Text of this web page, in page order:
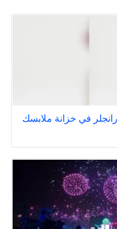
رانجلر في خزانة ملابسك